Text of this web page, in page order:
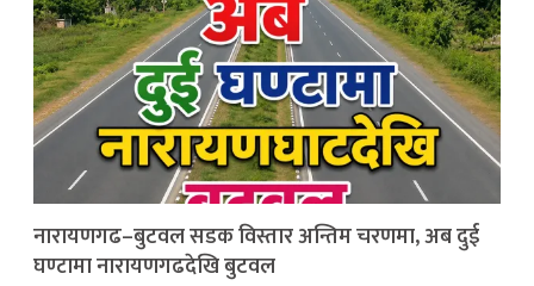
नारायणगढ–बुटवल सडक विस्तार अन्तिम चरणमा, अब दुई
घण्टामा नारायणगढदेखि बुटवल